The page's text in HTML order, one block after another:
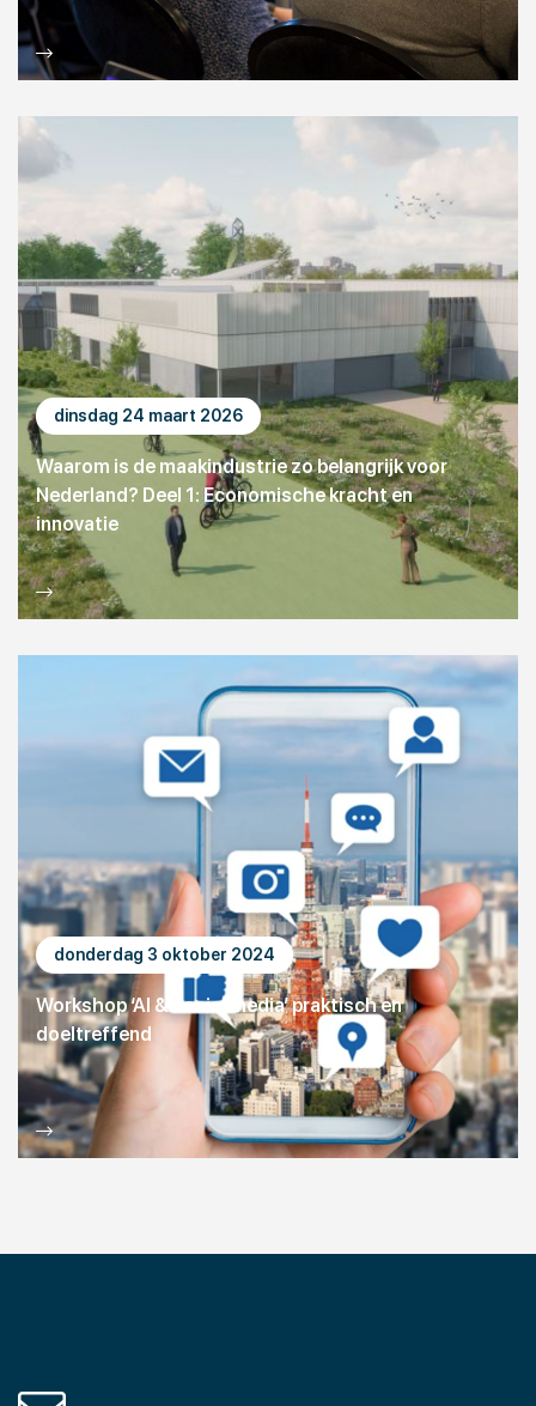
dinsdag 24 maart 2026
Waarom is de maakindustrie zo belangrijk voor
Nederland? Deel 1: Economische kracht en
innovatie
donderdag 3 oktober 2024
Workshop ‘AI & social media’ praktisch en
doeltreffend